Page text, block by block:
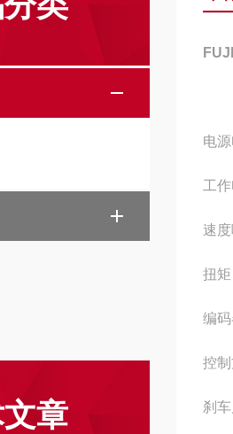
章
电
工
速
扭
编
控
刹